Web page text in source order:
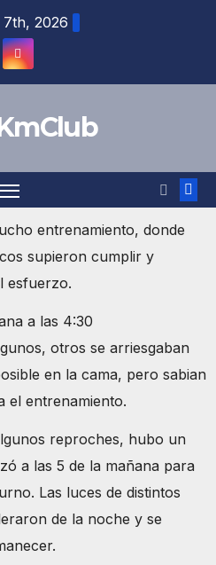
7th, 2026
entrenamiento, donde
supieron cumplir y
esfuerzo.
a las 4:30
otros se arriesgaban
en la cama, pero sabian
el entrenamiento.
reproches, hubo un
a las 5 de la mañana para
Las luces de distintos
de la noche y se